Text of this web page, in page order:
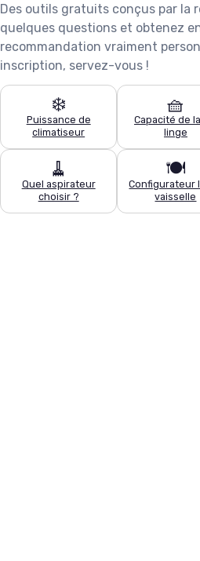
Des outils gratuits conçus par la
quelques questions et obtenez
recommandation vraiment
inscription, servez-vous !
❄️
Puissance de
climatiseur
🧺
Capacité de
linge
🧹
Quel aspirateur
choisir ?
🍽️
Configurateur
vaisselle
Ce site utilise des cookies et vous
vous souhaitez activer
Tout accepter